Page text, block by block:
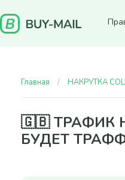
Главная НАКРУТКА
🇬🇧 ТРАФИК
БУДЕТ